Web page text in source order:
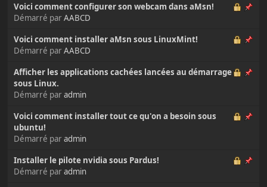
Voici comment configurer son webcam dans aMsn!
Démarré parAABCD
Voici comment installer aMsn sous LinuxMint!
Démarré parAABCD
Afficher les applications cachées lancées au démarrage
sous Linux.
Démarré paradmin
Voici comment installer tout ce qu'on a besoin sous
ubuntu!
Démarré paradmin
Installer le pilote nvidia sous Pardus!
Démarré paradmin